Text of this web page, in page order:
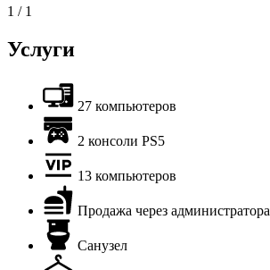
1 / 1
Услуги
27 компьютеров
2 консоли PS5
13 компьютеров
Продажа через администратора
Санузел